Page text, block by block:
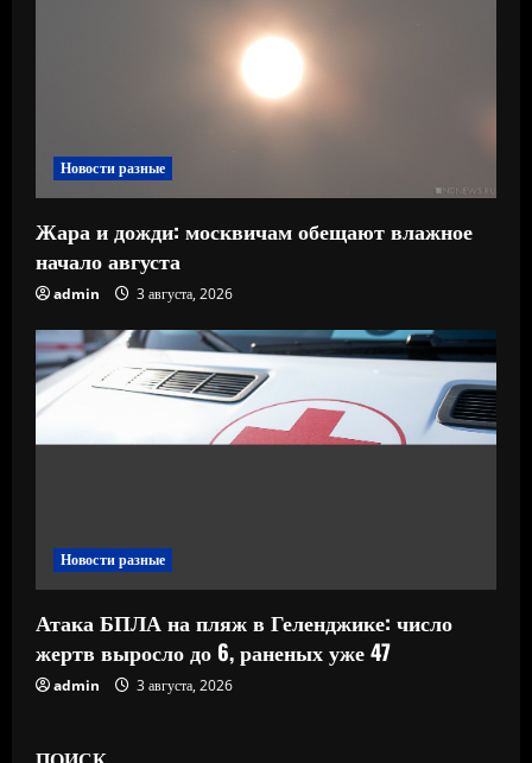
Новости разные
Жара и дожди: москвичам обещают влажное
начало августа
admin 3 августа, 2026
Новости разные
Атака БПЛА на пляж в Геленджике: число
жертв выросло до 6, раненых уже 47
admin 3 августа, 2026